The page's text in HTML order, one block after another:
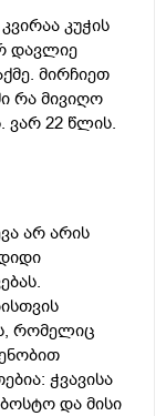
კუჭის
დავლიე
მირჩიეთ
რა მივიღო
ვარ 22 წლის.
არ არის
რომელიც
ჭვავისა
და მისი